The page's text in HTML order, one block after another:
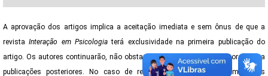
A aprovação dos artigos implica a aceitação imediata e sem ônus de que a
revistaInteração em Psicologia terá exclusividade na primeira publicação do
artigo. Os autores continuarão, não obstante, a deter os direitos autorais para
publicações posteriores. No caso de republicação dos artigos em outros